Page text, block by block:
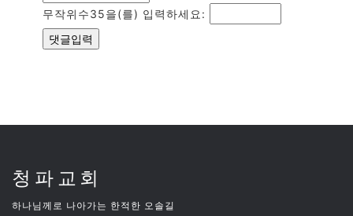
무작위수35을(를) 입력하세요:
청파교회
하나님께로 나아가는 한적한 오솔길